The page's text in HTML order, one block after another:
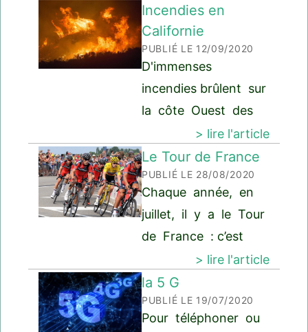
bureaux du journal
Charlie Hebdo, ils
ont tué 12
personnes et
blessé 11 autres
personnes. Les
terroristes sont les
Incendies en
Californie
PUBLIÉ LE 12/09/2020
D'immenses
incendies brûlent sur
la côte Ouest des
Etats-Unis, en
Californie. Cela arrive
chaque année, mais
en 2020, c'est
encore plus
catastrophique.
> lire l'article
Le Tour de France
PUBLIÉ LE 28/08/2020
Chaque année, en
juillet, il y a le Tour
de France : c’est
une grande course
cycliste par étapes,
elle existe depuis
plus de 100 ans.
> lire l'article
la 5 G
PUBLIÉ LE 19/07/2020
Pour téléphoner ou